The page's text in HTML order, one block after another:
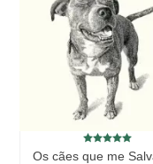
Os cães que me